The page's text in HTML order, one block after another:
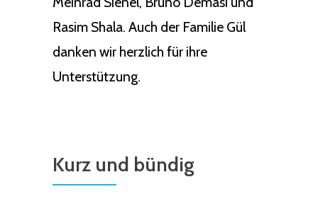
Rasim Shala. Auch der Familie Gül
danken wir herzlich für ihre
Unterstützung.
Kurz und bündig